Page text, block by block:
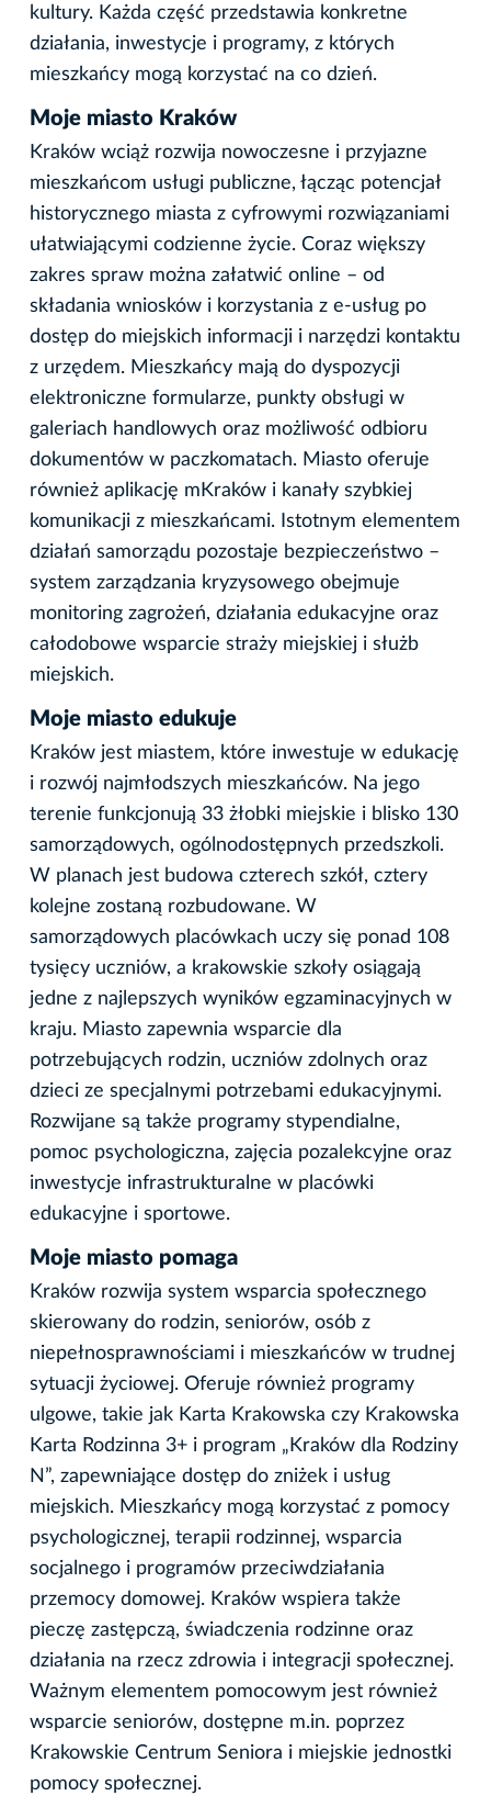
kultury. Każda część przedstawia konkretne
działania, inwestycje i programy, z których
mieszkańcy mogą korzystać na co dzień.
Moje miasto Kraków
Kraków wciąż rozwija nowoczesne i przyjazne
mieszkańcom usługi publiczne, łącząc potencjał
historycznego miasta z cyfrowymi rozwiązaniami
ułatwiającymi codzienne życie. Coraz większy
zakres spraw można załatwić online – od
składania wniosków i korzystania z e-usług po
dostęp do miejskich informacji i narzędzi kontaktu
z urzędem. Mieszkańcy mają do dyspozycji
elektroniczne formularze, punkty obsługi w
galeriach handlowych oraz możliwość odbioru
dokumentów w paczkomatach. Miasto oferuje
również aplikację mKraków i kanały szybkiej
komunikacji z mieszkańcami. Istotnym elementem
działań samorządu pozostaje bezpieczeństwo –
system zarządzania kryzysowego obejmuje
monitoring zagrożeń, działania edukacyjne oraz
całodobowe wsparcie straży miejskiej i służb
miejskich.
Moje miasto edukuje
Kraków jest miastem, które inwestuje w edukację
i rozwój najmłodszych mieszkańców. Na jego
terenie funkcjonują 33 żłobki miejskie i blisko 130
samorządowych, ogólnodostępnych przedszkoli.
W planach jest budowa czterech szkół, cztery
kolejne zostaną rozbudowane. W
samorządowych placówkach uczy się ponad 108
tysięcy uczniów, a krakowskie szkoły osiągają
jedne z najlepszych wyników egzaminacyjnych w
kraju. Miasto zapewnia wsparcie dla
potrzebujących rodzin, uczniów zdolnych oraz
dzieci ze specjalnymi potrzebami edukacyjnymi.
Rozwijane są także programy stypendialne,
pomoc psychologiczna, zajęcia pozalekcyjne oraz
inwestycje infrastrukturalne w placówki
edukacyjne i sportowe.
Moje miasto pomaga
Kraków rozwija system wsparcia społecznego
skierowany do rodzin, seniorów, osób z
niepełnosprawnościami i mieszkańców w trudnej
sytuacji życiowej. Oferuje również programy
ulgowe, takie jak Karta Krakowska czy Krakowska
Karta Rodzinna 3+ i program „Kraków dla Rodziny
N”, zapewniające dostęp do zniżek i usług
miejskich. Mieszkańcy mogą korzystać z pomocy
psychologicznej, terapii rodzinnej, wsparcia
socjalnego i programów przeciwdziałania
przemocy domowej. Kraków wspiera także
pieczę zastępczą, świadczenia rodzinne oraz
działania na rzecz zdrowia i integracji społecznej.
Ważnym elementem pomocowym jest również
wsparcie seniorów, dostępne m.in. poprzez
Krakowskie Centrum Seniora i miejskie jednostki
pomocy społecznej.